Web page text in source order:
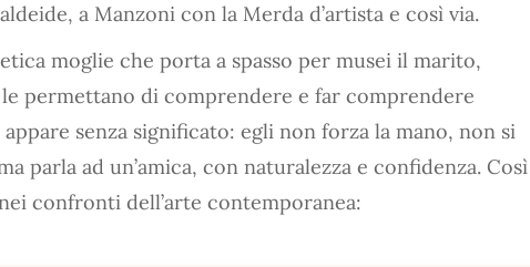
a Manzoni con la Merda d’artista e così via.
moglie che porta a spasso per musei il marito,
permettano di comprendere e far comprendere
senza significato: egli non forza la mano, non si
parla ad un’amica, con naturalezza e confidenza. Così
confronti dell’arte contemporanea: